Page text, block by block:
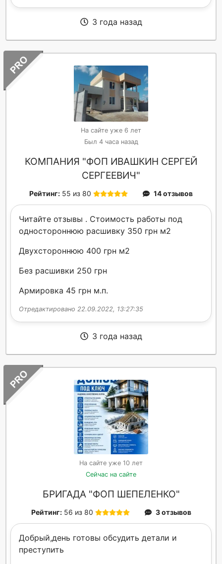
3 года назад
На сайте уже 6 лет
Был 4 часа назад
КОМПАНИЯ "ФОП ИВАШКИН СЕРГЕЙ
СЕРГЕЕВИЧ"
Рейтинг: 55 из 80 14 отзывов
Читайте отзывы . Стоимость работы под
одностороннюю расшивку 350 грн м2
Двухстороннюю 400 грн м2
Без расшивки 250 грн
Армировка 45 грн м.п.
Отредактировано 22.09.2022, 13:27:35
3 года назад
На сайте уже 10 лет
Сейчас на сайте
БРИГАДА "ФОП ШЕПЕЛЕНКО"
Рейтинг: 56 из 80 3 отзывов
Добрый,день готовы обсудить детали и
преступить